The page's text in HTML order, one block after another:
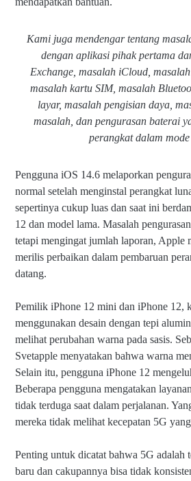
Kami juga mendengar tentang
dengan aplikasi pihak pertama
Exchange, masalah iCloud,
masalah kartu SIM, masalah
layar, masalah pengisian daya,
masalah, dan pengurasan baterai
perangkat dalam
Pengguna iOS 14.6 melaporkan
normal setelah menginstal perangkat
sepertinya cukup luas dan saat ini
12 dan model lama. Masalah
tetapi mengingat jumlah laporan, Apple
merilis perbaikan dalam pembaruan
datang.
Pemilik iPhone 12 mini dan iPhone 12,
menggunakan desain dengan tepi
melihat perubahan warna pada sasis.
Svetapple menyatakan bahwa warna
Selain itu, pengguna iPhone 12
Beberapa pengguna mengatakan
tidak terduga saat dalam perjalanan.
mereka tidak melihat kecepatan 5G
Penting untuk dicatat bahwa 5G adalah
baru dan cakupannya bisa tidak